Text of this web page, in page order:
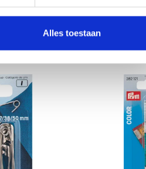
Alles toestaan